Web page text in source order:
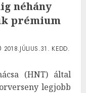
néhány
prémium
2018.JÚLIUS.31. KEDD.
(HNT) által
legjobb